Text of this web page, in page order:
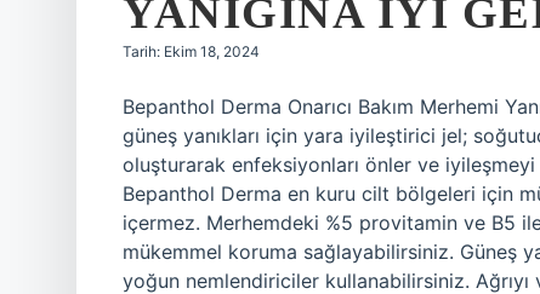
YANIĞINA IYI
Tarih: Ekim 18, 2024
Bepanthol Derma Onarıcı Bakım Merhemi
güneş yanıkları için yara iyileştirici jel;
oluşturarak enfeksiyonları önler ve iyileşmeyi
Bepanthol Derma en kuru cilt bölgeleri için
içermez. Merhemdeki %5 provitamin ve B5
mükemmel koruma sağlayabilirsiniz. Güneş
yoğun nemlendiriciler kullanabilirsiniz.